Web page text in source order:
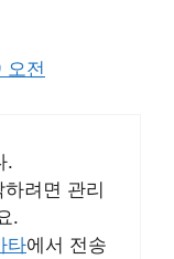
오전
.
려면 관리
.
타에서 전송